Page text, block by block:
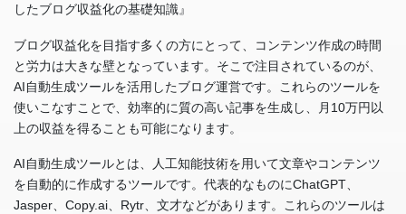
したブログ収益化の基礎知識』
ブログ収益化を目指す多くの方にとって、コンテンツ作成の時間
と労力は大きな壁となっています。そこで注目されているのが、
AI自動生成ツールを活用したブログ運営です。これらのツールを
使いこなすことで、効率的に質の高い記事を生成し、月10万円以
上の収益を得ることも可能になります。
AI自動生成ツールとは、人工知能技術を用いて文章やコンテンツ
を自動的に作成するツールです。代表的なものにChatGPT、
Jasper、Copy.ai、Rytr、文才などがあります。これらのツールは